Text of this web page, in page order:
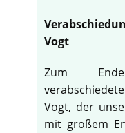
Vogt
Zum
Vogt, der
mit großem